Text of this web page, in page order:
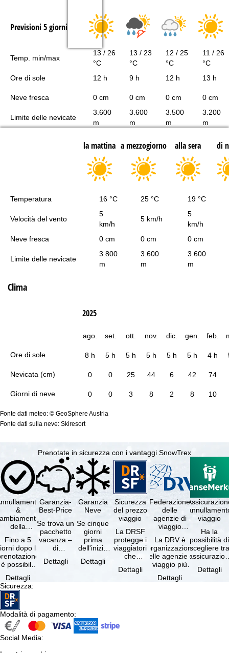
Previsioni 5 giorni
Temp. min/max
13 / 26
°C
13 / 23
°C
12 / 25
°C
11 / 26
°C
Ore di sole
12 h 9 h 12 h 13 h
Neve fresca 0 cm 0 cm 0 cm 0 cm
Limite delle nevicate
3.600
m
3.600
m
3.500
m
3.200
m
la mattina a mezzogiorno alla sera di
Temperatura 16 °C 25 °C 19 °C
Velocità del vento
5
km/h
5 km/h
5
km/h
Neve fresca
0 cm 0 cm 0 cm
Limite delle nevicate
3.800
m
3.600
m
3.600
m
Clima
Ore di sole
Nevicata (cm)
Giorni di neve
2025
ago. set. ott. nov. dic. gen. feb.
8 h 5 h 5 h 5 h 5 h 5 h 4 h
0 0 25 44 6 42 74
0 0 3 8 2 8 10
Fonte dati meteo: © GeoSphere Austria
Fonte dati sulla neve: Skiresort
Prenotate in sicurezza con i vantaggi SnowTrex
&
della
gratuiti
Fino a 5
dopo la
è possibile
il …
Dettagli
Garanzia-
Best-Price
Se trova un
pacchetto
vacanza –
di
e servizi
Dettagli
Garanzia
Neve
Se cinque
giorni
prima
dell'inizio
soggiorno
Dettagli
Sicurezza
del prezzo
viaggio
La DRSF
protegge i
viaggiatori
che
un
Dettagli
Federazione
delle
agenzie di
viaggio
La DRV è
l'organizzazione
delle agenzie di
viaggio più
Germania.
Dettagli
viaggio
Ha la
possibilità di
scegliere tra
viaggio
Dettagli
Sicurezza:
Modalità di pagamento:
Social Media: